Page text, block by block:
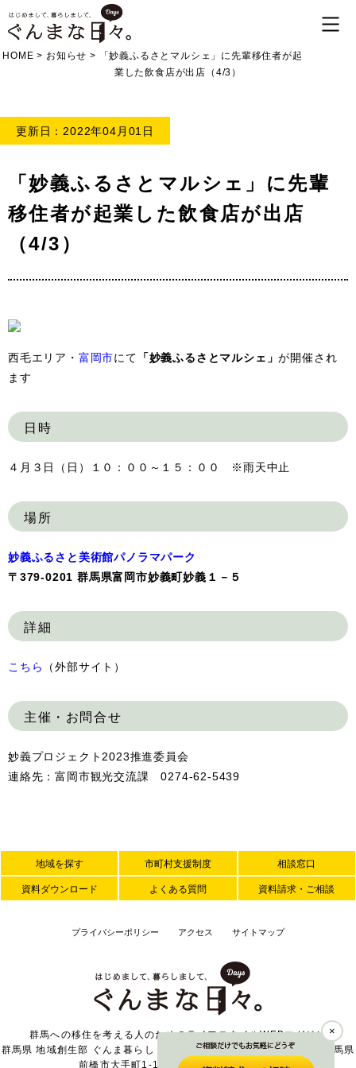
HOME > お知らせ >
「妙義ふるさとマルシェ」に先輩移住者が起
業した飲食店が出店（4/3）
更新日：2022年04月01日
「妙義ふるさとマルシェ」に先輩
移住者が起業した飲食店が出店
（4/3）
西毛エリア・ 富岡市にて 「妙義ふるさとマルシェ」が開催され
ます
日時
４月３日（日）１０：００～１５：００ ※雨天中止
場所
妙義ふるさと美術館パノラマパーク
〒379-0201 群馬県富岡市妙義町妙義１－５
詳細
こちら （外部サイト）
主催・お問合せ
妙義プロジェクト2023推進委員会
連絡先：富岡市観光交流課 0274-62-5439
×
地域を探す 市町村支援制度 相談窓口
資料ダウンロード よくある質問 資料請求・ご相談
プライバシーポリシー アクセス サイトマップ
群馬への移住を考える人のためのライフスタイルWEBマガジン
群馬県 地域創生部 ぐんま暮らし・外国人活躍推進課 〒371-8570 群馬県
前橋市大手町1-1-1 TEL 027-226-2371